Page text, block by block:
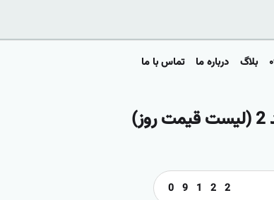
بلاگ درباره ما تماس با ما
0 9 1 2 2